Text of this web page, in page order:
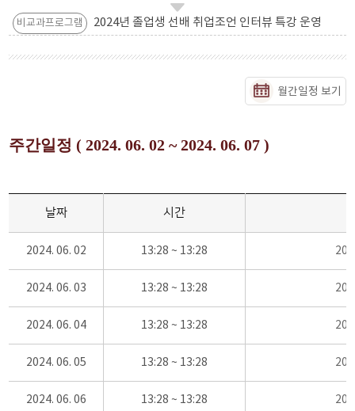
비교과프로그램 2024년 졸업생 선배 취업조언 인터뷰 특강 운영
월간일정 보기
주간일정 ( 2024. 06. 02 ~ 2024. 06. 07 )
날짜 시간
2024. 06. 02 13:28 ~ 13:28
2024. 06. 03 13:28 ~ 13:28
2024. 06. 04 13:28 ~ 13:28
2024. 06. 05 13:28 ~ 13:28
2024. 06. 06 13:28 ~ 13:28